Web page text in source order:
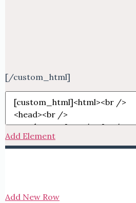
[/custom_html]
Add Element
Add New Row